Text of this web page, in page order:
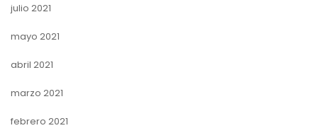
julio 2021
mayo 2021
abril 2021
marzo 2021
febrero 2021